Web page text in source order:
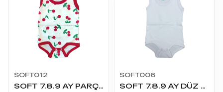
SOFT012
SOFT 7.8.9 AY PARÇA BASKILI ÇITÇITLI
SOFT006
SOFT 7.8.9 AY DÜZ ÇITÇITLI